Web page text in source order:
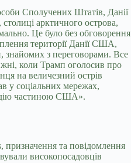
Сполучених Штатів, Данії
столиці арктичного острова,
Це було без обговорення
території Данії США,
знайомих з переговорами. Все
коли Трамп оголосив про
на величезний острів
у соціальних мережах,
частиною США».
та повідомлення
високопосадовців